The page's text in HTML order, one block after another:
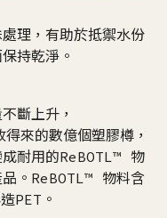
理，有助於抵禦水份
持乾淨。
斷上升，
來的數億個塑膠樽，
耐用的ReBOTL™ 物
。ReBOTL™ 物料含
PET。